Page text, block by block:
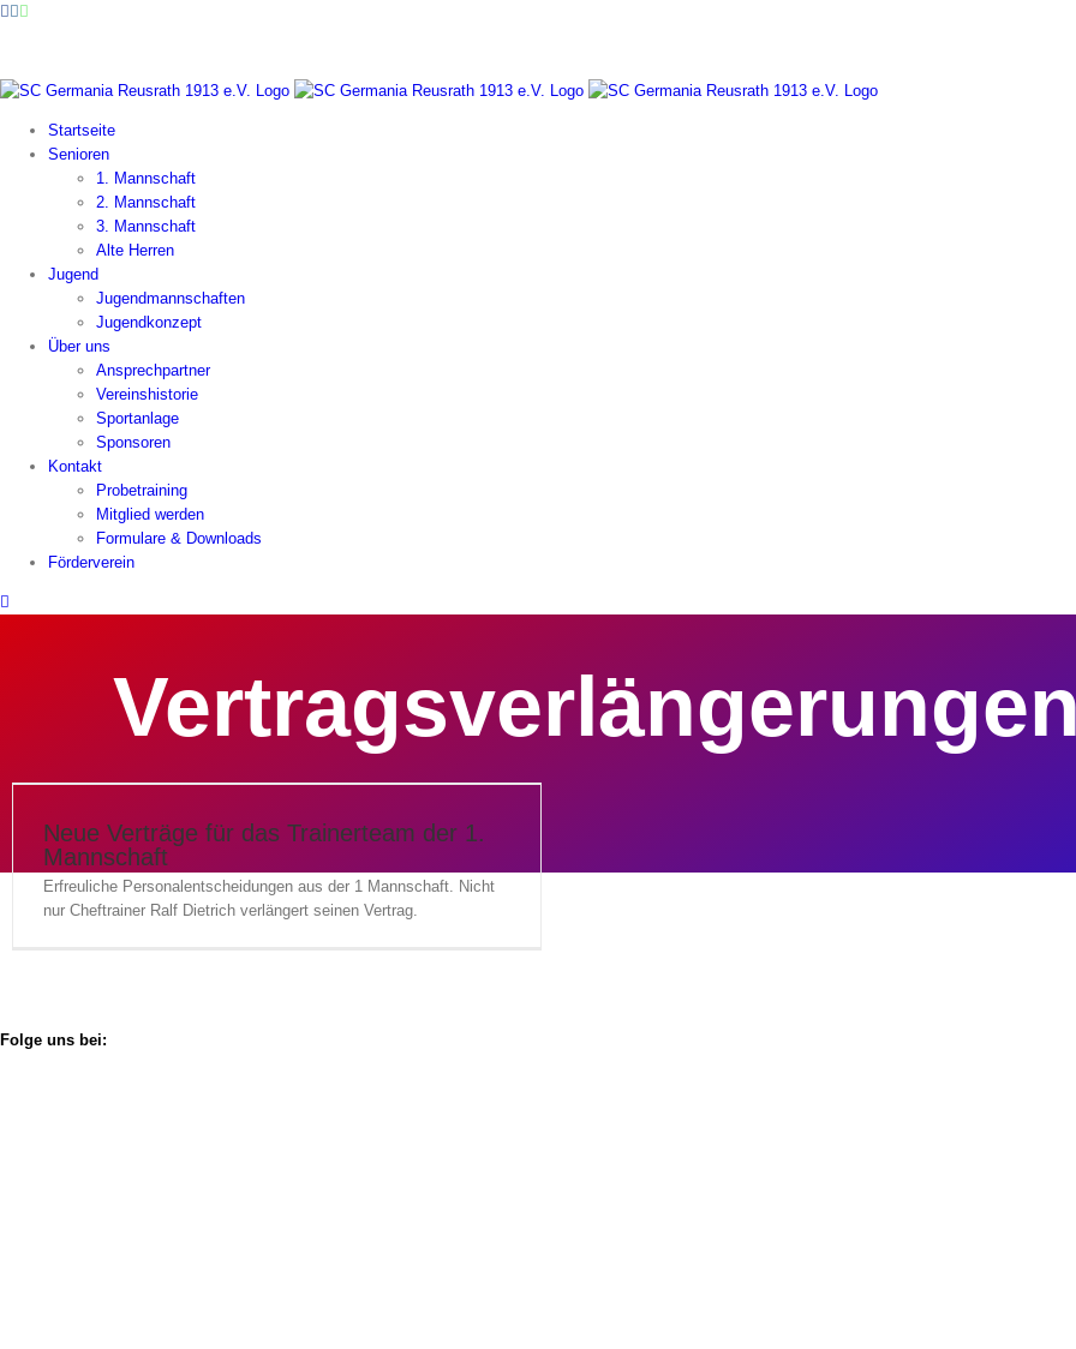
ZumFacebook
Instagram
Startseite
Senioren
1. Mannschaft
2. Mannschaft
3. Mannschaft
Alte Herren
Jugend
Jugendmannschaften
Jugendkonzept
Über uns
Ansprechpartner
Vereinshistorie
Sportanlage
Sponsoren
Kontakt
Probetraining
Mitglied werden
Formulare & Downloads
Förderverein
Neue Verträge für das Trainerteam der 1.
Mannschaft
Erfreuliche Personalentscheidungen aus der 1 Mannschaft. Nicht
nur Cheftrainer Ralf Dietrich verlängert seinen Vertrag.
Folge uns bei: